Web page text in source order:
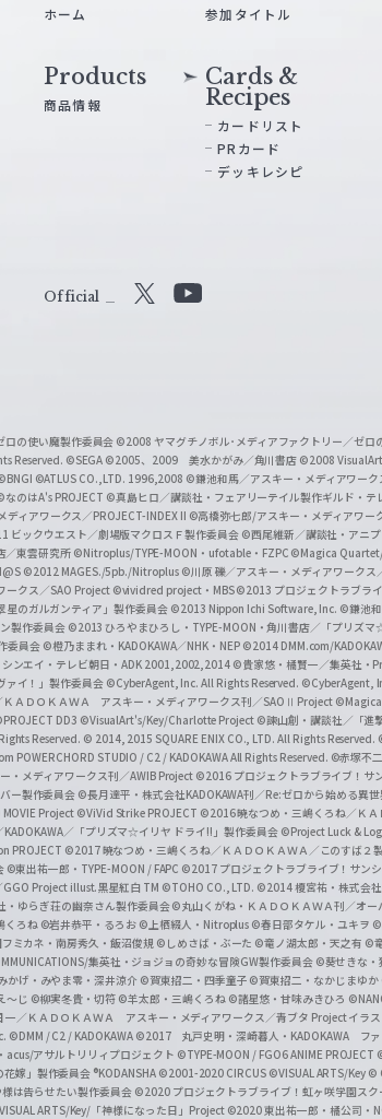
ホーム 参加タイトル
Products
商品情報
Cards &
Recipes
カードリスト
PRカード
デッキレシピ
Official
Y
b
e
O
f
f
i
c
i
a
l
C
h
a
n
n
e
l
の使い魔製作委員会 ©2008 ヤマグチノボル･メディアファクトリー／ゼロ
Reserved. ©SEGA ©2005、2009 美水かがみ／角川書店 ©2008
©ATLUS CO.,LTD. 1996,2008 ©鎌池和馬／アスキー・メディアワーク
なのはA's PROJECT ©真島ヒロ／講談社・フェアリーテイル製作ギルド・テ
ィアワークス／PROJECT-INDEX II ©高橋弥七郎/アスキー・メディアワー
ビックウエスト／劇場版マクロスＦ製作委員会 ©西尾維新／講談社・アニ
／東雲研究所 ©Nitroplus/TYPE-MOON・ufotable・FZPC ©Magica
©2012 MAGES./5pb./Nitroplus ©川原 礫／アスキー・メディアワークス
ークス／SAO Project ©vividred project・MBS ©2013 プロジェクトラブライ
星のガルガンティア」製作委員会 ©2013 Nippon Ichi Software, Inc. ©鎌池和
製作委員会 ©2013 ひろやまひろし・TYPE-MOON・角川書店／「プリズ
委員会 ©橙乃ままれ・KADOKAWA／NHK・NEP ©2014 DMM.com/
ンエイ・テレビ朝日・ADK 2001,2002,2014 ©貴家悠・橘賢一／集英社・
ァイ！」製作委員会 ©CyberAgent, Inc. All Rights Reserved. ©CyberAgent,
ＡＤＯＫＡＷＡ アスキー・メディアワークス刊／SAOⅡ Project ©Magica
DD3 ©VisualArt's/Key/Charlotte Project ©諫山創・講談社／「進
Reserved. © 2014, 2015 SQUARE ENIX CO., LTD. All Rights Reserved.
POWERCHORD STUDIO / C2 / KADOKAWA All Rights Reserved. ©赤塚不
・メディアワークス刊／AWIB Project ©2016 プロジェクトラブライブ！サ
ー製作委員会 ©長月達平・株式会社KADOKAWA刊／Re:ゼロから始める異
Project ©ViVid Strike PROJECT ©2016 暁なつめ・三嶋くろね／Ｋ
／「プリズマ☆イリヤ ドライ!!」製作委員会 ©Project Luck &
PROJECT ©2017 暁なつめ・三嶋くろね／ＫＡＤＯＫＡＷＡ／このすば２
©東出祐一郎・TYPE-MOON / FAPC ©2017 プロジェクトラブライブ！サン
Project illust.黒星紅白 TM ©TOHO CO., LTD. ©2014 榎宮祐・株式会
・ゆらぎ荘の幽奈さん製作委員会©丸山くがね・ＫＡＤＯＫＡＷＡ刊／オー
くろね ©岩井恭平・るろお ©上栖綴人・Nitroplus ©春日部タケル・ユキヲ ©
ミカネ・南房秀久・飯沼俊規 ©しめさば・ぶーた ©竜ノ湖太郎・天之有 ©
集英社・ジョジョの奇妙な冒険GW製作委員会 ©葵せきな・
げ・みやま零・深井涼介 ©賀東招二・四季童子 ©賀東招二・なかじまゆか
～じ ©柳実冬貴・切符 ©羊太郎・三嶋くろね ©諸星悠・甘味みきひろ
一／ＫＡＤＯＫＡＷＡ アスキー・メディアワークス／青ブタ Project イラ
©DMM / C2 / KADOKAWA ©2017 丸戸史明・深崎暮人・KADOKAWA フ
acus/アサルトリリィプロジェクト ©TYPE-MOON / FGO6 ANIME PROJECT
嫁」製作委員会 ®KODANSHA ©2001-2020 CIRCUS ©VISUAL ARTS/Key ©
は告らせたい製作委員会 ©2020 プロジェクトラブライブ！虹ヶ咲学園スク
ARTS/Key/「神様になった日」Project ©2020 東出祐一郎・橘公司・